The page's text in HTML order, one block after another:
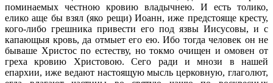
поминаемых честною кровию владычнею. И есть толико,
елико аще бы взял (яко рещи) Иоанн, иже предстояще кресту,
кого-либо грешника привести его под язвы Иисусовы, и с
капающыя кровь, да отмыет его ею. Ибо тогда человек он не
бываше Христос по естеству, но токмо очищен и омовен от
греха кровию Христовою. Сего ради и мнози в нашей
епархии, иже ведают настоящую мысль церковную, глаголют,